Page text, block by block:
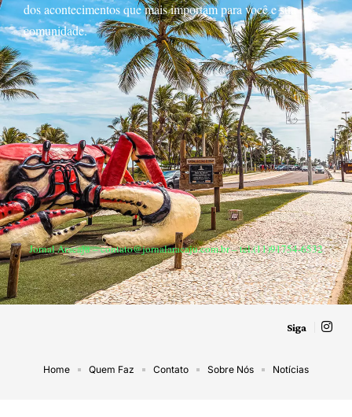
dos acontecimentos que mais importam para você e sua
comunidade.
Jornal Aracaju –contato@jornalaracaju.com.br– tel.(11)91754-6532
Siga
Home Quem Faz Contato Sobre Nós Notícias